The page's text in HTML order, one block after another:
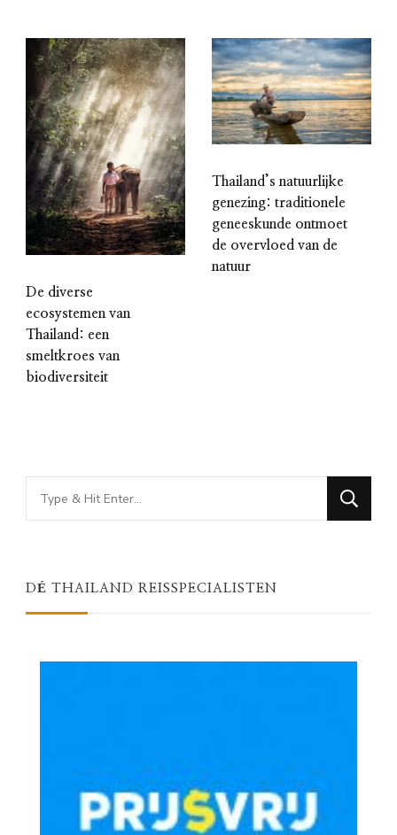
De diverse
ecosystemen van
Thailand: een
smeltkroes van
biodiversiteit
Thailand’s natuurlijke
genezing: traditionele
geneeskunde ontmoet
de overvloed van de
natuur
Looking
for
DÉ THAILAND REISSPECIALISTEN